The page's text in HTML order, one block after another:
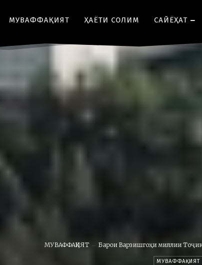
МУВАФФАҚИЯТ ҲАЁТИ СОЛИМ CАЙЁҲАТ
МУВАФФАҚИЯТ Барои Варзишгоҳи миллии
МУВАФФАҚИЯТ